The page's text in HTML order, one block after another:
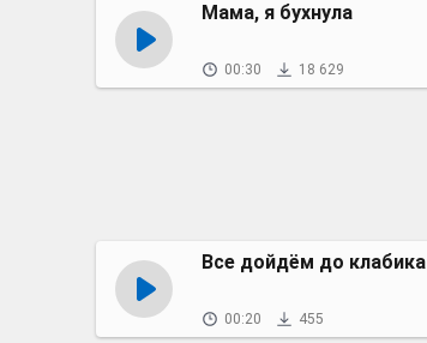
Мама, я бухнула
00:30 18 629
Все дойдём до клабика
00:20 455